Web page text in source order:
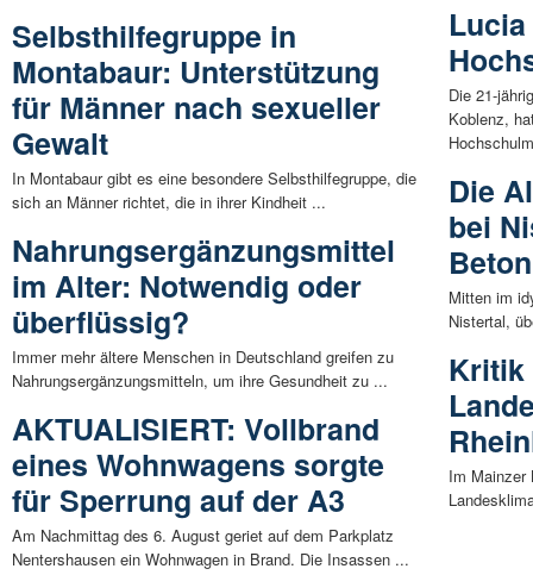
Selbsthilfegruppe in
Montabaur: Unterstützung
für Männer nach sexueller
Gewalt
In Montabaur gibt es eine besondere Selbsthilfegruppe, die
sich an Männer richtet, die in ihrer Kindheit ...
Nahrungsergänzungsmittel
im Alter: Notwendig oder
überflüssig?
Immer mehr ältere Menschen in Deutschland greifen zu
Nahrungsergänzungsmitteln, um ihre Gesundheit zu ...
AKTUALISIERT: Vollbrand
eines Wohnwagens sorgte
für Sperrung auf der A3
Am Nachmittag des 6. August geriet auf dem Parkplatz
Nentershausen ein Wohnwagen in Brand. Die Insassen ...
Die 21-
Koblenz,
Die
bei
Mitten im
Nistertal,
Kritik
Im Mainzer